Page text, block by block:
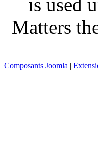
is used
Matters
Composants Joomla |